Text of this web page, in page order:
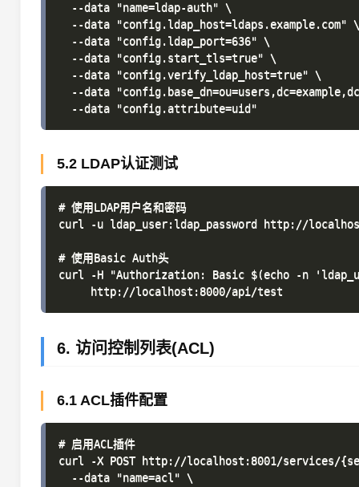
  --data "name=ldap-auth" \
  --data "config.ldap_host=ldaps.example.com" \
  --data "config.ldap_port=636" \
  --data "config.start_tls=true" \
  --data "config.verify_ldap_host=true" \
--data
5.2 LDAP认证测试
# 使用LDAP用户名和密码
curl -u ldap_user:ldap_password http://
# 使用Basic Auth头
curl -H "Authorization: Basic $(echo -n
6. 访问控制列表(ACL)
6.1 ACL插件配置
# 启用ACL插件
curl -X POST http://localhost:8001/services/
  --data "name=acl" \